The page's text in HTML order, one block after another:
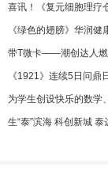
喜讯！《复元细胞理疗
《绿色的翅膀》华润
带T微卡——潮创达人
《1921》连续5日问鼎
为学生创设快乐的数学
生“泰”滨海 科创新城